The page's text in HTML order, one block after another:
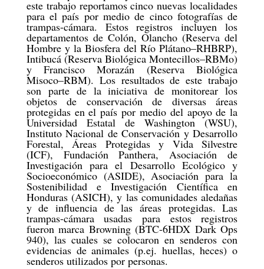
este trabajo reportamos cinco nuevas localidades
para el país por medio de cinco fotografías de
trampas-cámara. Estos registros incluyen los
departamentos de Colón, Olancho (Reserva del
Hombre y la Biosfera del Río Plátano–RHBRP),
Intibucá (Reserva Biológica Montecillos–RBMo)
y Francisco Morazán (Reserva Biológica
Misoco–RBM). Los resultados de este trabajo
son parte de la iniciativa de monitorear los
objetos de conservación de diversas áreas
protegidas en el país por medio del apoyo de la
Universidad Estatal de Washington (WSU),
Instituto Nacional de Conservación y Desarrollo
Forestal, Áreas Protegidas y Vida Silvestre
(ICF), Fundación Panthera, Asociación de
Investigación para el Desarrollo Ecológico y
Socioeconómico (ASIDE), Asociación para la
Sostenibilidad e Investigación Científica en
Honduras (ASICH), y las comunidades aledañas
y de influencia de las áreas protegidas. Las
trampas-cámara usadas para estos registros
fueron marca Browning (BTC-6HDX Dark Ops
940), las cuales se colocaron en senderos con
evidencias de animales (p.ej. huellas, heces) o
senderos utilizados por personas.